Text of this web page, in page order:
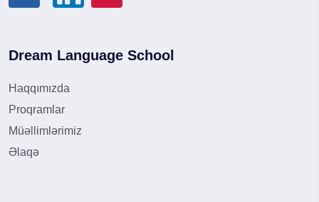
Dream Language School
Haqqımızda
Proqramlar
Müəllimlərimiz
Əlaqə